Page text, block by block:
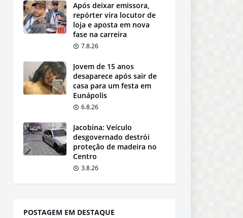
Após deixar emissora,
repórter vira locutor de
loja e aposta em nova
fase na carreira
7.8.26
Jovem de 15 anos
desaparece após sair de
casa para um festa em
Eunápolis
6.8.26
Jacobina: Veículo
desgovernado destrói
proteção de madeira no
Centro
3.8.26
POSTAGEM EM DESTAQUE